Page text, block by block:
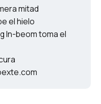
mitad
el hielo
In-beom toma el